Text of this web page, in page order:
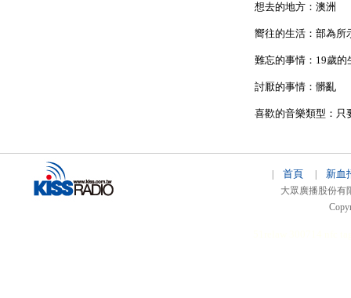
想去的地方：澳洲
嚮往的生活：部為所
難忘的事情：19歲的
討厭的事情：髒亂
喜歡的音樂類型：只
首頁 新血
大眾廣播股份有